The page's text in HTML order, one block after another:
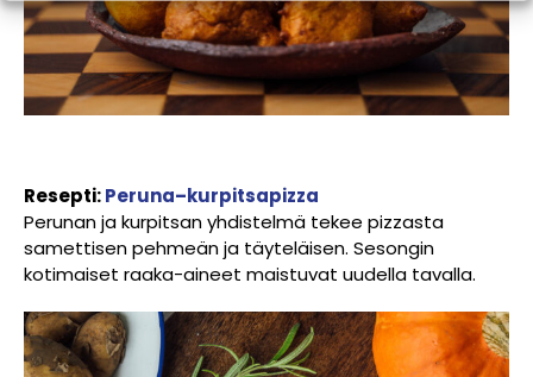
Resepti:Peruna–kurpitsapizza
Perunan ja kurpitsan yhdistelmä tekee pizzasta
samettisen pehmeän ja täyteläisen. Sesongin
kotimaiset raaka-aineet maistuvat uudella tavalla.